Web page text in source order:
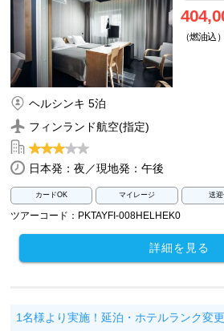
（燃油込）
ヘルシンキ 5泊
フィンランド航空(指定)
日本発：夜／現地発：午後
カードOK マイレージ 送迎
ツアーコード：PKTAYFI-008HELHEK0
詳細を見る
1名様より実施！延泊・ホテルランク変